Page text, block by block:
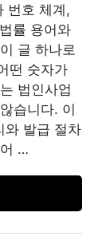
번호 체계,
률 용어와
글 하나로
떤 숫자가
법인사업
습니다. 이
와 발급 절차
…